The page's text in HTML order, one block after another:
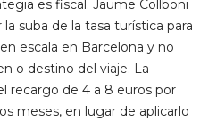
es fiscal. Jaume Collboni
suba de la tasa turística para
escala en Barcelona y no
o destino del viaje. La
recargo de 4 a 8 euros por
meses, en lugar de aplicarlo